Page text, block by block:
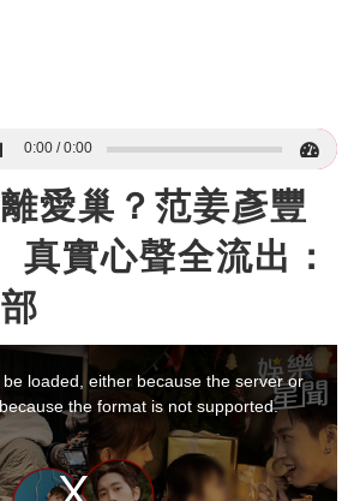
0:00 0:00
愛巢？范姜彥豐
實心聲全流出：
loaded, either because the server or
the format is not supported.